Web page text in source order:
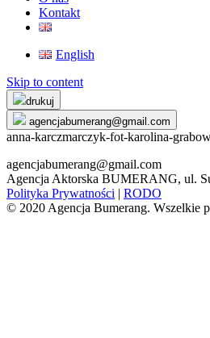
Kontakt
English
Skip to content
drukuj
agencjabumerang@gmail.com
anna-karczmarczyk-fot-karolina-
agencjabumerang@gmail.com
Agencja Aktorska BUMERANG, ul.
Polityka Prywatności | RODO
© 2020 Agencja Bumerang. Wszelkie